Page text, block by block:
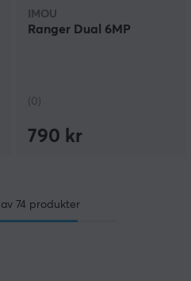
IMOU
Ranger Dual 6MP
(0)
790 kr
av 74produkter